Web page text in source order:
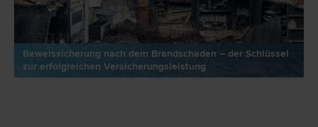
Beweissicherung nach dem Brandschaden – der Schlüssel
zur erfolgreichen Versicherungsleistung